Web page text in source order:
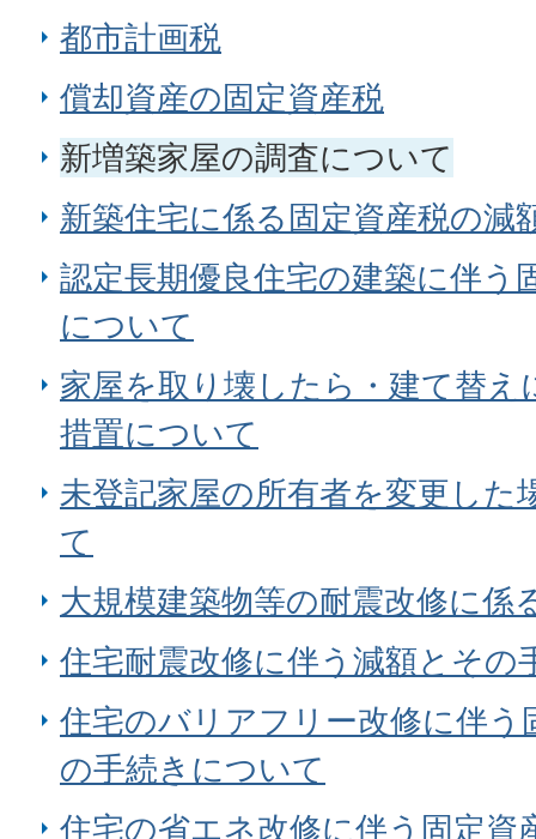
都市計画税
償却資産の固定資産税
新増築家屋の調査について
新築住宅に係る固定資産税の減
認定長期優良住宅の建築に伴う
について
家屋を取り壊したら・建て替え
措置について
未登記家屋の所有者を変更した
て
大規模建築物等の耐震改修に係
住宅耐震改修に伴う減額とその
住宅のバリアフリー改修に伴う
の手続きについて
住宅の省エネ改修に伴う固定資